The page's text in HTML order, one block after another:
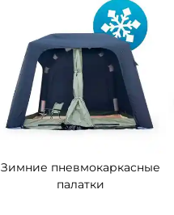
Зимние пневмокаркасные
палатки